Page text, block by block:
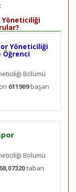
Yöneticiliği
Yöneticiliği
Öğrenci
Bölümü
611909başarı
Bölümü
taban